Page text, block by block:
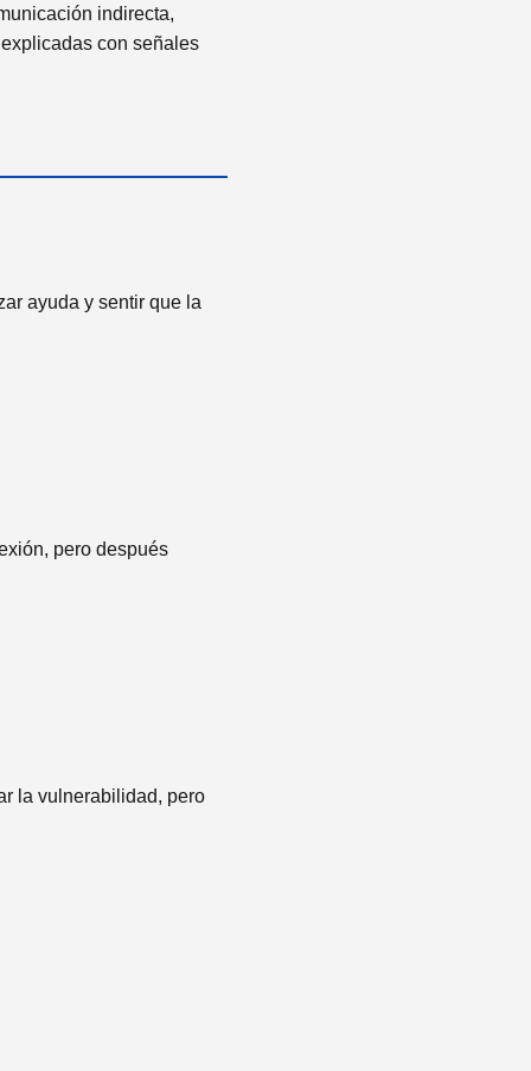
indirecta,
explicadas con señales
ayuda y sentir que la
pero después
la vulnerabilidad, pero